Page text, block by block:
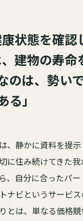
状態を確
建物の寿命
のは、勢い
」
、静かに資料を提
に住み続けてきた
、自分に合ったパ
ナビというサービ
とは、単なる価格